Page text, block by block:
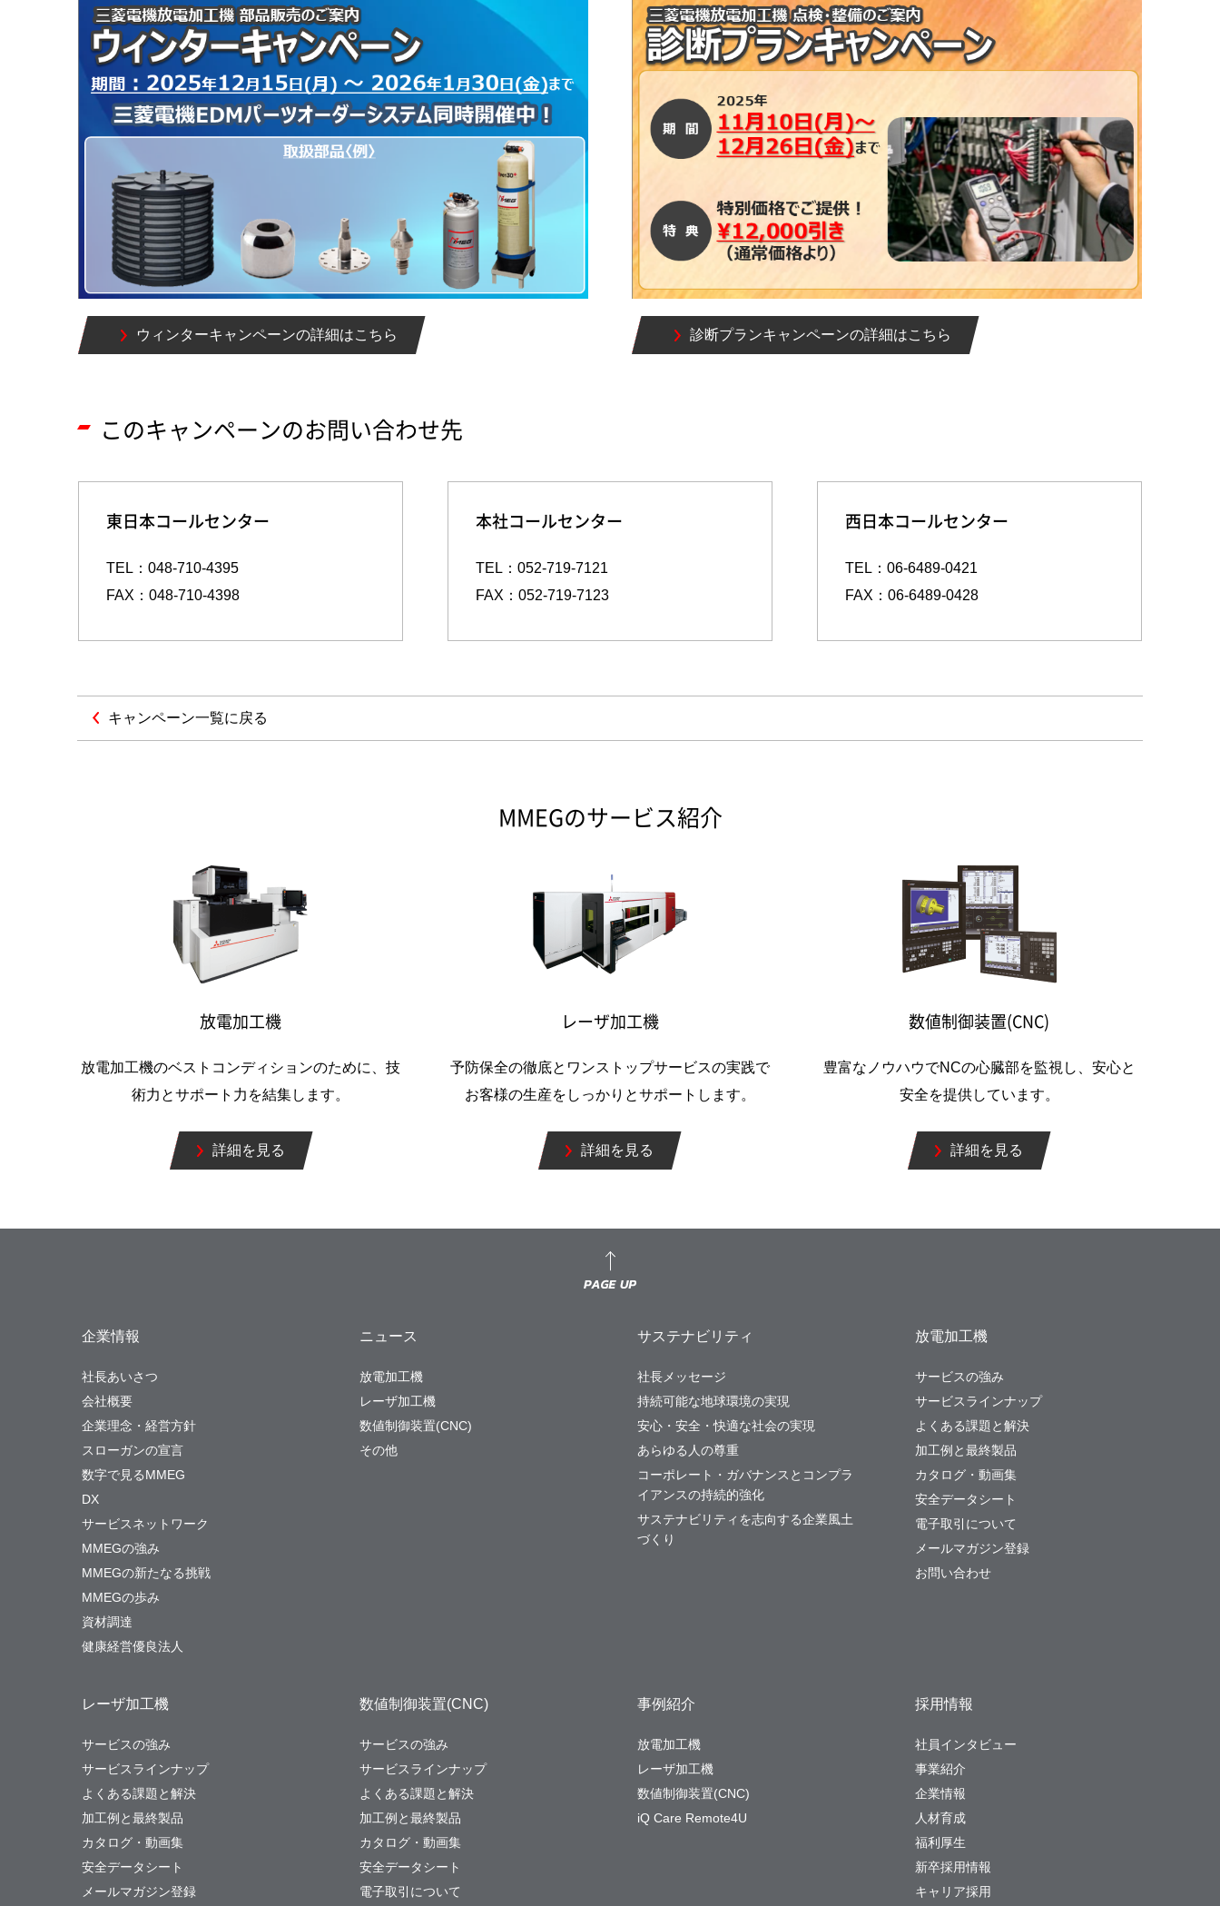
ウィンターキャンペーンの詳細はこちら 診断プランキャンペーンの詳細はこちら
このキャンペーンのお問い合わせ先
東日本コールセンター
TEL：048-710-4395
FAX：048-710-4398
本社コールセンター
TEL：052-719-7121
FAX：052-719-7123
西日本コールセンター
TEL：06-6489-0421
FAX：06-6489-0428
キャンペーン一覧に戻る
MMEGのサービス紹介
放電加工機
放電加工機のベストコンディションのために、技
術力とサポート力を結集します。
詳細を見る
レーザ加工機
予防保全の徹底とワンストップサービスの実践で
お客様の生産をしっかりとサポートします。
詳細を見る
数値制御装置(CNC)
豊富なノウハウでNCの心臓部を監視し、安心と
安全を提供しています。
詳細を見る
企業情報
社長あいさつ
会社概要
企業理念・経営方針
スローガンの宣言
数字で見るMMEG
DX
サービスネットワーク
MMEGの強み
MMEGの新たなる挑戦
MMEGの歩み
資材調達
健康経営優良法人
ニュース
放電加工機
レーザ加工機
数値制御装置(CNC)
その他
サステナビリティ
社長メッセージ
持続可能な地球環境の実現
安心・安全・快適な社会の実現
あらゆる人の尊重
コーポレート・ガバナンスとコンプラ
イアンスの持続的強化
サステナビリティを志向する企業風土
づくり
放電加工機
サービスの強み
サービスラインナップ
よくある課題と解決
加工例と最終製品
カタログ・動画集
安全データシート
電子取引について
メールマガジン登録
お問い合わせ
レーザ加工機
サービスの強み
サービスラインナップ
よくある課題と解決
加工例と最終製品
カタログ・動画集
安全データシート
メールマガジン登録
数値制御装置(CNC)
サービスの強み
サービスラインナップ
よくある課題と解決
加工例と最終製品
カタログ・動画集
安全データシート
電子取引について
事例紹介
放電加工機
レーザ加工機
数値制御装置(CNC)
iQ Care Remote4U
採用情報
社員インタビュー
事業紹介
企業情報
人材育成
福利厚生
新卒採用情報
キャリア採用